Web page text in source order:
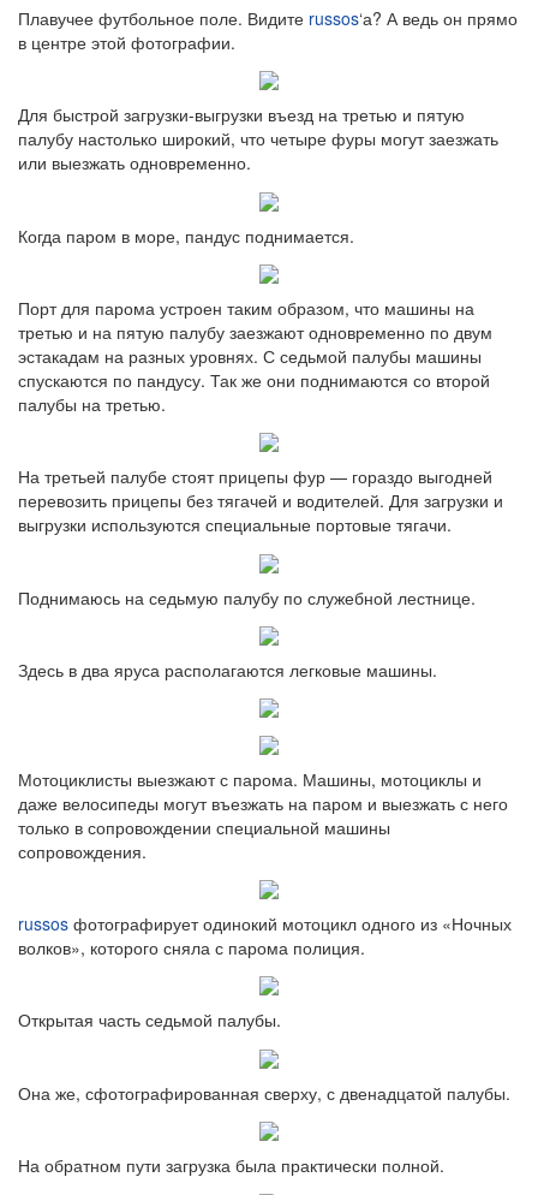
Плавучее футбольное поле. Видите russos‘а? А ведь он прямо
в центре этой фотографии.
Для быстрой загрузки-выгрузки въезд на третью и пятую
палубу настолько широкий, что четыре фуры могут заезжать
или выезжать одновременно.
Когда паром в море, пандус поднимается.
Порт для парома устроен таким образом, что машины на
третью и на пятую палубу заезжают одновременно по двум
эстакадам на разных уровнях. С седьмой палубы машины
спускаются по пандусу. Так же они поднимаются со второй
палубы на третью.
На третьей палубе стоят прицепы фур — гораздо выгодней
перевозить прицепы без тягачей и водителей. Для загрузки и
выгрузки используются специальные портовые тягачи.
Поднимаюсь на седьмую палубу по служебной лестнице.
Здесь в два яруса располагаются легковые машины.
Мотоциклисты выезжают с парома. Машины, мотоциклы и
даже велосипеды могут въезжать на паром и выезжать с него
только в сопровождении специальной машины
сопровождения.
russos фотографирует одинокий мотоцикл одного из «Ночных
волков», которого сняла с парома полиция.
Открытая часть седьмой палубы.
Она же, сфотографированная сверху, с двенадцатой палубы.
На обратном пути загрузка была практически полной.